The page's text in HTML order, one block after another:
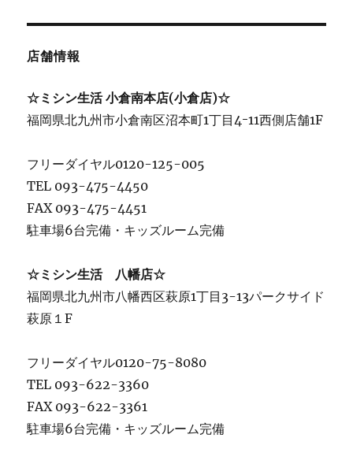
店舗情報
☆ミシン生活 小倉南本店(小倉店)☆
福岡県北九州市小倉南区沼本町1丁目4ｰ11西側店舗1F
フリーダイヤル0120-125-005
TEL 093-475-4450
FAX 093-475-4451
駐車場6台完備・キッズルーム完備
☆ミシン生活 八幡店☆
福岡県北九州市八幡西区萩原1丁目3-13パークサイド
萩原１F
フリーダイヤル0120-75-8080
TEL 093-622-3360
FAX 093-622-3361
駐車場6台完備・キッズルーム完備